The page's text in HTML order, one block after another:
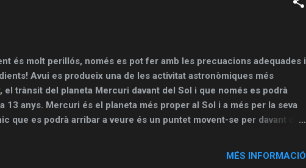
és molt perillós, només es pot fer amb les precuacions adequades i
Avui es produeix una de les activitat astronòmiques més
el trànsit del planeta Mercuri davant del Sol i que només es podrà
13 anys. Mercuri és el planeta més proper al Sol i a més per la seva
que es podrà arribar a veure és un puntet movent-se per davant de
Els nostres companys han sortir a la caça del trànsit encara
MÉS INFORMACIÓ